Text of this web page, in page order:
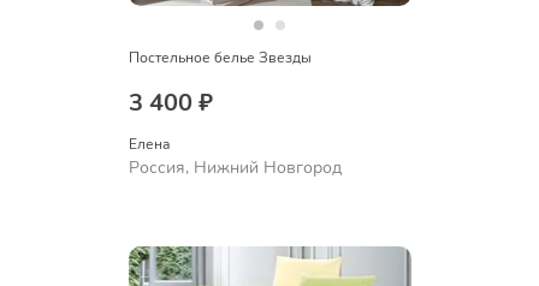
Постельное белье Звезды
3 400 ₽
Елена
Россия, Нижний Новгород